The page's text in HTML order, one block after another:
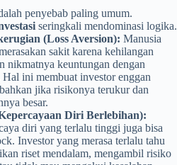
penyebab paling umum.
seringkali mendominasi logika.
(Loss Aversion): Manusia
sakit karena kehilangan
nikmatnya keuntungan dengan
ini membuat investor enggan
jika risikonya terukur dan
besar.
Diri Berlebihan):
diri yang terlalu tinggi juga bisa
Investor yang merasa terlalu tahu
riset mendalam, mengambil risiko